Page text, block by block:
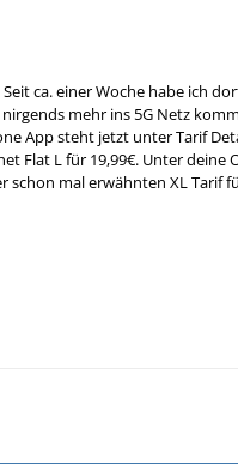
ca. einer Woche habe ich
mehr ins 5G Netz
App steht jetzt unter Tarif
Flat L für 19,99€. Unter
schon mal erwähnten XL Tarif